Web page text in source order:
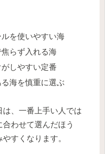
を使いやすい海
らず入れる海
しやすい定番
海を慎重に選ぶ
、一番上手い人では
わせて選んだほう
すくなります。